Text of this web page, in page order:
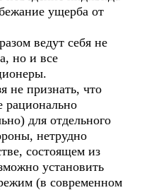
ущерба от
ведут себя не
но и все
не признать, что
рационально
для отдельного
нетрудно
состоящем из
установить
(в современном